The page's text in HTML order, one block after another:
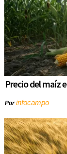
Precio del maíz
Porinfocampo